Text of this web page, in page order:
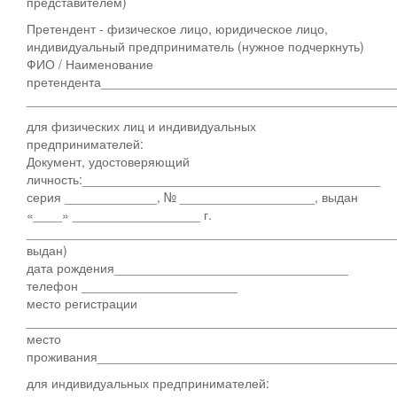
Претендент - физическое лицо, юридическое лицо,
индивидуальный предприниматель (нужное подчеркнуть)
ФИО / Наименование
для физических лиц и индивидуальных
предпринимателей:
Документ, удостоверяющий
личность:__________________________________________
серия _____________, № ___________________, выдан
«____» __________________ г.
выдан)
дата рождения_________________________________
телефон ______________________
место регистрации
место
для индивидуальных предпринимателей: